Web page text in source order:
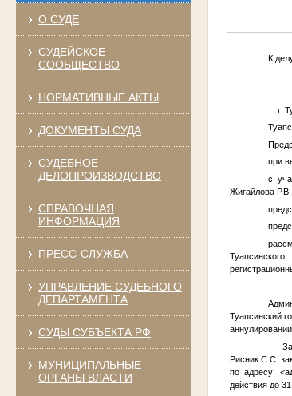
О СУДЕ
СУДЕЙСКОЕ
СООБЩЕСТВО
НОРМАТИВНЫЕ АКТЫ
ДОКУМЕНТЫ СУДА
СУДЕБНОЕ
ДЕЛОПРОИЗВОДСТВО
СПРАВОЧНАЯ
ИНФОРМАЦИЯ
ПРЕСС-СЛУЖБА
УПРАВЛЕНИЕ СУДЕБНОГО
ДЕПАРТАМЕНТА
СУДЫ СУБЪЕКТА РФ
МУНИЦИПАЛЬНЫЕ
ОРГАНЫ ВЛАСТИ
К
г.
при
с
Жигайлова
Туапсинский
Рисник С.С.
по адресу:
действия до